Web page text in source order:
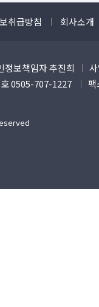
취급방침 회사소개
정보책임자 추진희
0505-707-1227